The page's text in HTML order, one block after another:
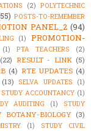
(2) POLYTECHNIC
POSTS-TO-REMEMBER
PANEL_2 (94)
(1)
PROMOTION-
(1) PTA TEACHERS
(2)
(22) RESULT - LINK (5)
(4) RTE UPDATES (4)
(13) SELVA UPDATES
(1)
STUDY ACCOUNTANCY (1)
AUDITING (1)
STUDY
BOTANY-BIOLOGY (3)
(1)
STUDY CIVIL